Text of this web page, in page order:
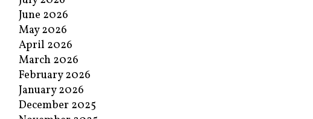
June 2026
May 2026
April 2026
March 2026
February 2026
January 2026
December 2025